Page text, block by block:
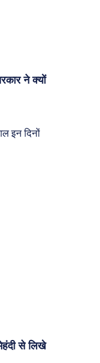
ने क्यों
इन दिनों
से लिखे